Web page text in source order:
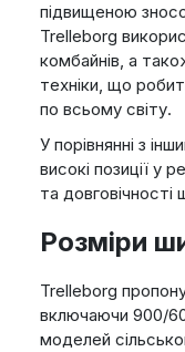
підвищеною
Trelleborg
комбайнів, а
техніки, що
по всьому світу.
У порівнянні з
високі позиції у
та довговічності
Розміри
Trelleborg
включаючи 900/60
моделей